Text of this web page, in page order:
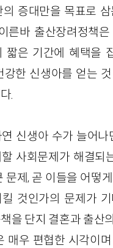
의 증대만을 목표로
른바 출산장려정책
짧은 기간에 혜택을
강한 신생아를 얻는
.
신생아 수가 늘어나
사회문제가 해결되
문제, 곧 이들을 어떻
것인가의 문제가
을 단지 결혼과 출산
매우 편협한 시각이